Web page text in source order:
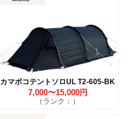
カマボコテントソロUL T2-605-BK
7,000〜15,000円
（ランク：）